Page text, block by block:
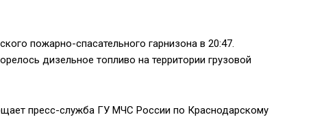
пожарно-спасательного гарнизона в 20:47.
дизельное топливо на территории грузовой
пресс-служба ГУ МЧС России по Краснодарскому